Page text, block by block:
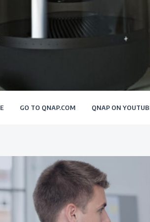
GO TO QNAP.COM QNAP ON